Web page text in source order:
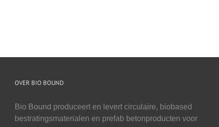
OVER BIO BOUND
Bio Bound produceert en levert circulaire, biobased
bestratingsmaterialen en prefab betonproducten voor